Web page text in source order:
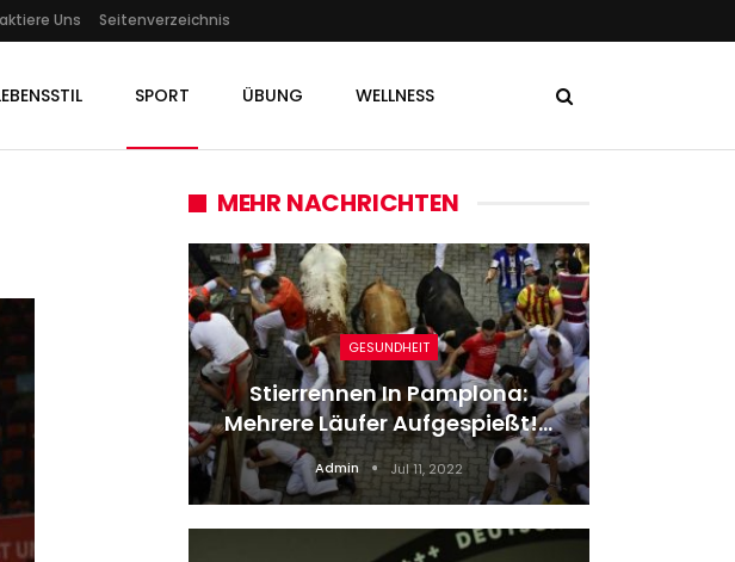
Uns Seitenverzeichnis
SPORT ÜBUNG WELLNESS
MEHR NACHRICHTEN
Der
GESUNDHEIT
Stierrennen In Pamplona:
Mehrere Läufer Aufgespießt!…
Admin Jul 11, 2022